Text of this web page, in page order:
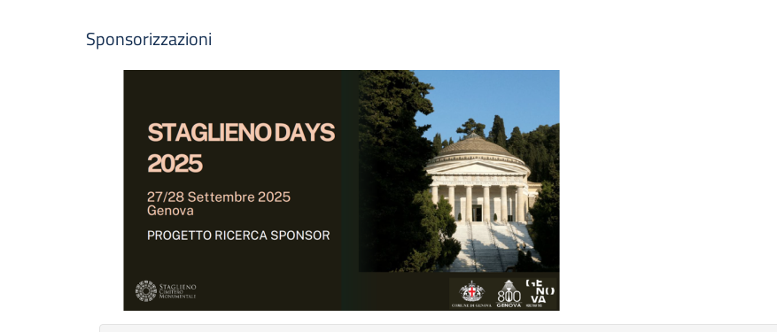
Sponsorizzazioni